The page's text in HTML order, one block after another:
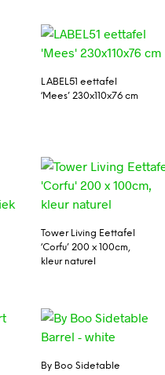
LABEL51 eettafel
‘Mees’ 230x110x76 cm
Tower Living Eettafel
‘Corfu’ 200 x 100cm,
kleur naturel
By Boo Sidetable